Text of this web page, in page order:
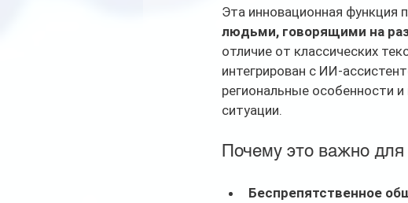
Эта инновационная функция
людьми, говорящими на
отличие от классических
интегрирован с ИИ-
региональные особенности
ситуации.
Почему это важно
Беспрепятственное